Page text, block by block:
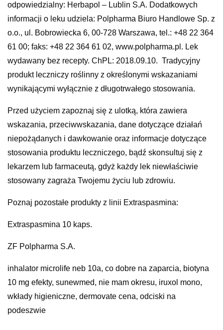
odpowiedzialny: Herbapol – Lublin S.A. Dodatkowych
informacji o leku udziela: Polpharma Biuro Handlowe Sp. z
o.o., ul. Bobrowiecka 6, 00-728 Warszawa, tel.: +48 22 364
61 00; faks: +48 22 364 61 02, www.polpharma.pl. Lek
wydawany bez recepty. ChPL: 2018.09.10. Tradycyjny
produkt leczniczy roślinny z określonymi wskazaniami
wynikającymi wyłącznie z długotrwałego stosowania.
Przed użyciem zapoznaj się z ulotką, która zawiera
wskazania, przeciwwskazania, dane dotyczące działań
niepożądanych i dawkowanie oraz informacje dotyczące
stosowania produktu leczniczego, bądź skonsultuj się z
lekarzem lub farmaceutą, gdyż każdy lek niewłaściwie
stosowany zagraża Twojemu życiu lub zdrowiu.
Poznaj pozostałe produkty z linii Extraspasmina:
Extraspasmina 10 kaps.
ZF Polpharma S.A.
inhalator microlife neb 10a, co dobre na zaparcia, biotyna
10 mg efekty, sunewmed, nie mam okresu, iruxol mono,
wkłady higieniczne, dermovate cena, odciski na
podeszwie